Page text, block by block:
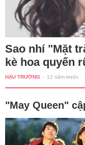
Sao nhí "Mặt
kè hoa quyến
HẬU TRƯỜNG - 12 năm trước
"May Queen"